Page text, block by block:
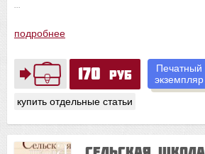
170 руб
купить отдельные статьи
Печатный
экземпляр
подробнее